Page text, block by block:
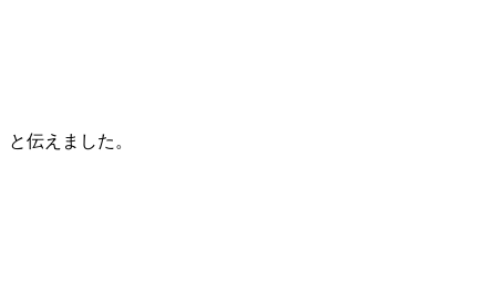
と伝えました。